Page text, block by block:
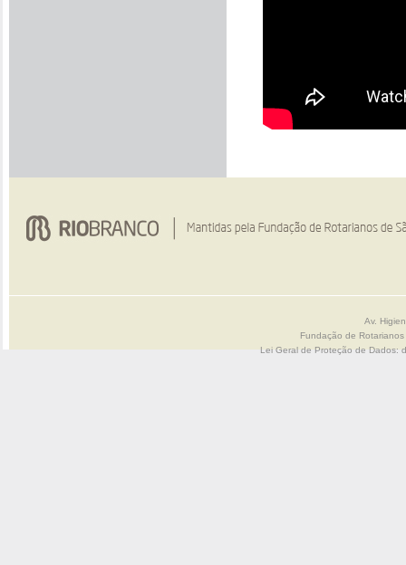
Av.
Fundação de
Lei Geral de Proteção de Dados: